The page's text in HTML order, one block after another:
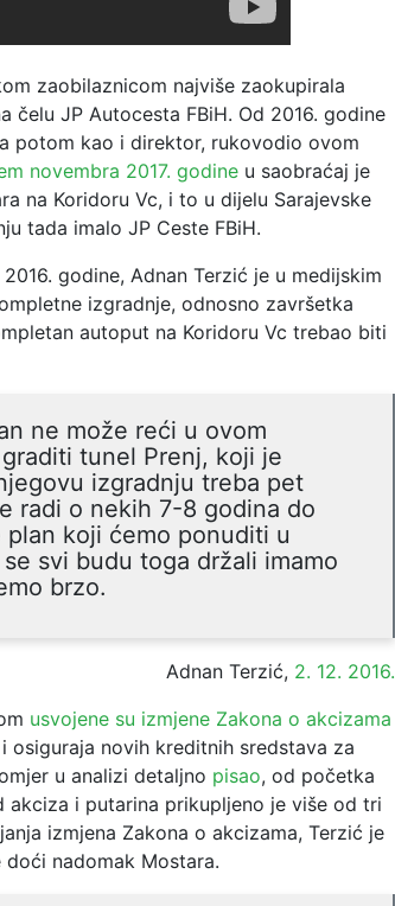
zaobilaznicom najviše zaokupirala
čelu JP Autocesta FBiH. Od 2016. godine
potom kao i direktor, rukovodio ovom
novembra 2017. godine u saobraćaj je
na Koridoru Vc, i to u dijelu Sarajevske
tada imalo JP Ceste FBiH.
godine, Adnan Terzić je u medijskim
izgradnje, odnosno završetka
autoput na Koridoru Vc trebao biti
ne može reći u ovom
tunel Prenj, koji je
izgradnju treba pet
radi o nekih 7-8 godina do
koji ćemo ponuditi u
svi budu toga držali imamo
brzo.
Adnan Terzić, 2. 12. 2016.
usvojene su izmjene Zakona o akcizama
novih kreditnih sredstava za
u analizi detaljno pisao, od početka
i putarina prikupljeno je više od tri
izmjena Zakona o akcizama, Terzić je
nadomak Mostara.